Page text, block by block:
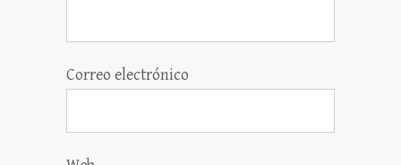
Correo electrónico